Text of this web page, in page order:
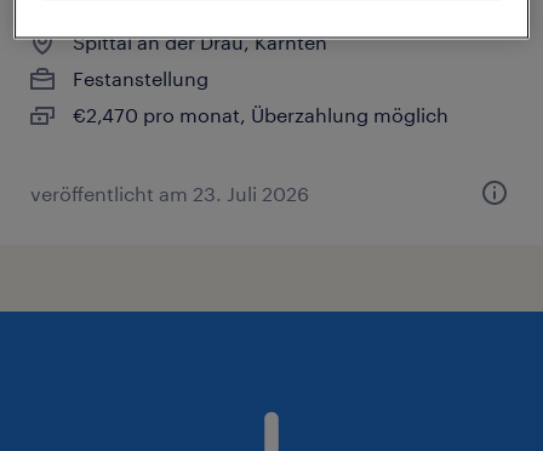
Spittal an der Drau, Karnten
Festanstellung
€2,470 pro monat, Überzahlung möglich
veröffentlicht am 23. Juli 2026